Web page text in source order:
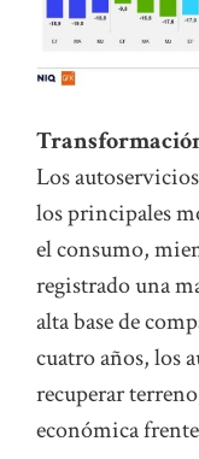
Los
los principales
el consumo,
registrado una
alta base de
cuatro años, los
recuperar
económica